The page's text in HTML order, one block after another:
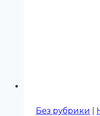
Без рубрики